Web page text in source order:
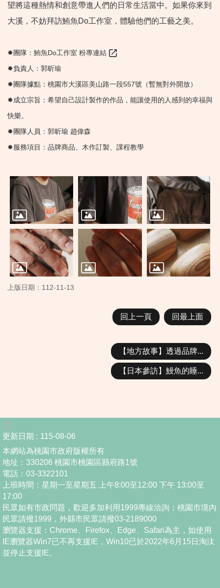
望將這種熱情和創意帶進人們的日常生活當中。如果你來到
大溪，不妨拜訪鮪魚Do工作室，體驗他們的工藝之美。
✸團隊：鮪魚Do工作室 粉專連結
✸負責人：郭昕瑜
✸團隊據點：桃園市大溪區美山路一段557號（暫無對外開放）
✸成立宗旨：希望自己設計製作的作品，能讓使用的人感到的幸福與
快樂。
✸團隊人員：郭昕瑜 趙偉森
✸服務項目：品牌商品、木作訂製、課程教學
上版日期：112-11-13
回上一頁 回最上面
【地方故事】透過品牌...
【日本參訪】鰻魚的睡...
:::
更新日期
115-08-06
本網站為桃園市政府版權所有
地址：330206 桃園市桃園區縣府路1號
電話：03-3322101
上班時間：星期一至星期五 上午8:00至12:00 下午 13:00至
17:00
民眾如有市政問題，歡迎多加利用1999專線洽詢；桃園市境內
民眾請撥1999，外縣市民眾請撥03-2189000
瀏覽器支援：Chrome、Firefox、Edge、Safari為主，如使用
IE瀏覽器Win7已不再支援IE，Win10已於2022年6月15日淘汰
並停止支援IE。